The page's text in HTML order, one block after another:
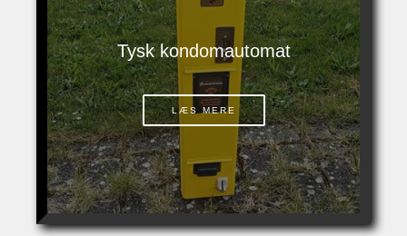
Tysk kondomautomat
LÆS MERE